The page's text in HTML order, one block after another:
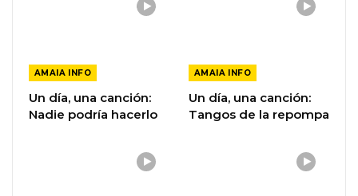
AMAIA INFO
Un día, una canción:
Nadie podría hacerlo
AMAIA INFO
Un día, una canción:
Tangos de la repompa